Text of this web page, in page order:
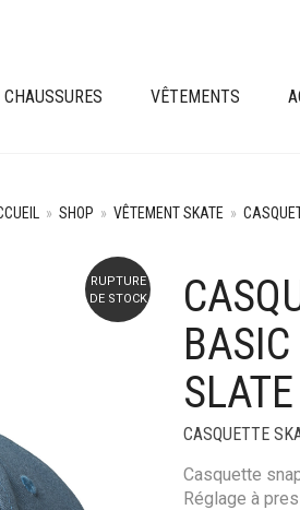
CHAUSSURES VÊTEMENTS
» SHOP » VÊTEMENT SKATE »
RUPTURE
DE STOCK
SLATE
CASQUETTE
Casquette
Réglage à